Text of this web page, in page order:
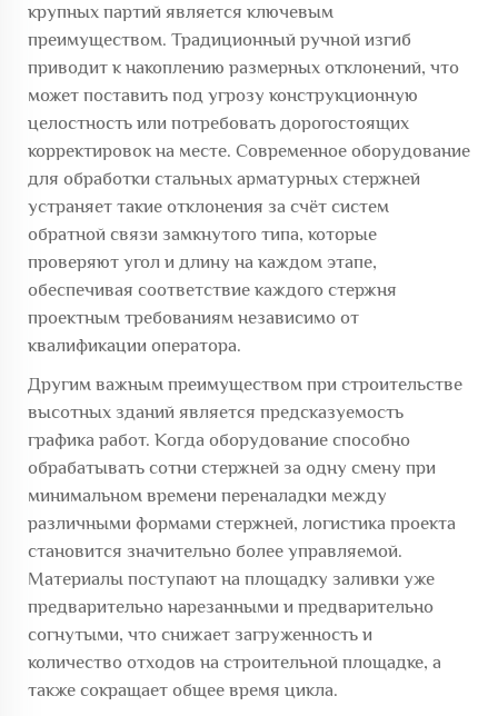
крупных партий является ключевым
преимуществом. Традиционный ручной изгиб
приводит к накоплению размерных отклонений, что
может поставить под угрозу конструкционную
целостность или потребовать дорогостоящих
корректировок на месте. Современное оборудование
для обработки стальных арматурных стержней
устраняет такие отклонения за счёт систем
обратной связи замкнутого типа, которые
проверяют угол и длину на каждом этапе,
обеспечивая соответствие каждого стержня
проектным требованиям независимо от
квалификации оператора.
Другим важным преимуществом при строительстве
высотных зданий является предсказуемость
графика работ. Когда оборудование способно
обрабатывать сотни стержней за одну смену при
минимальном времени переналадки между
различными формами стержней, логистика проекта
становится значительно более управляемой.
Материалы поступают на площадку заливки уже
предварительно нарезанными и предварительно
согнутыми, что снижает загруженность и
количество отходов на строительной площадке, а
также сокращает общее время цикла.